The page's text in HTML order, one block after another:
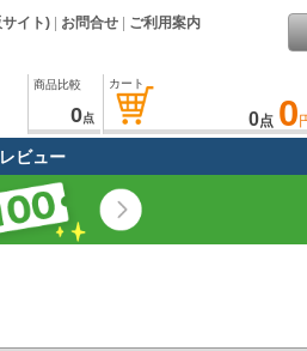
イト) お問合せ ご利用案内
カート
0点 0
商品比較
0点
ビュー